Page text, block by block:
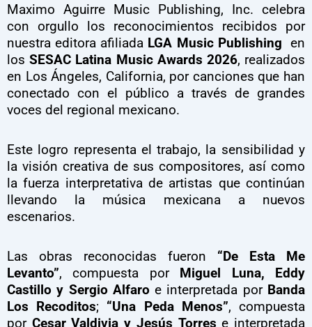
Maximo Aguirre Music Publishing, Inc. celebra
con orgullo los reconocimientos recibidos por
nuestra editora afiliada LGA Music Publishing en
losSESAC Latina Music Awards 2026, realizados
en Los Ángeles, California, por canciones que han
conectado con el público a través de grandes
voces del regional mexicano.
Este logro representa el trabajo, la sensibilidad y
la visión creativa de sus compositores, así como
la fuerza interpretativa de artistas que continúan
llevando la música mexicana a nuevos
escenarios.
Las obras reconocidas fueron “De Esta Me
Levanto”, compuesta por Miguel Luna, Eddy
Castillo y Sergio Alfaro e interpretada por Banda
Los Recoditos; “Una Peda Menos”, compuesta
por Cesar Valdivia y Jesús Torres e interpretada